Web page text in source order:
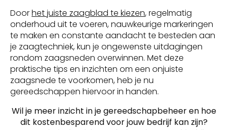
Doorhet juiste zaagblad te kiezen, regelmatig
onderhoud uit te voeren, nauwkeurige markeringen
te maken en constante aandacht te besteden aan
je zaagtechniek, kun je ongewenste uitdagingen
rondom zaagsneden overwinnen. Met deze
praktische tips en inzichten om een onjuiste
zaagsnede te voorkomen, heb je nu
gereedschappen hiervoor in handen.
Wil je meer inzicht in je gereedschapbeheer en hoe
dit kostenbesparend voor jouw bedrijf kan zijn?